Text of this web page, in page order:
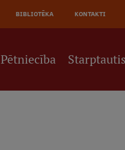
BIBLIOTĒKA KONTAKTI
Pētniecība